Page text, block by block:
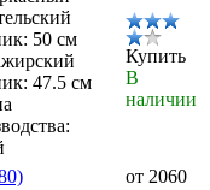
50 см
47.5 см
Купить
В
наличии
от 2060